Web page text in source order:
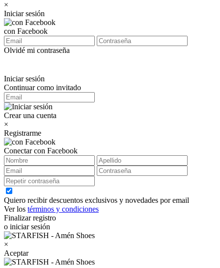
×
Iniciar sesión
con Facebook
Olvidé mi contraseña
Iniciar sesión
Continuar como invitado
Crear una cuenta
×
Registrarme
Conectar con Facebook
Quiero recibir descuentos exclusivos y novedades por email
Ver los términos y condiciones
Finalizar registro
o iniciar sesión
×
Aceptar